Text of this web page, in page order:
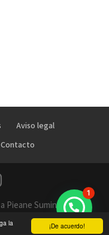
¡De acuerdo!
la
Aviso legal
Contacto
Pieane Suministros
1